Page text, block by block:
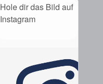
Hole dir das Bild auf
Instagram